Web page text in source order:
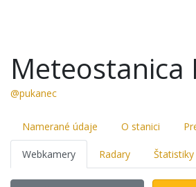
Meteostanica
@pukanec
Namerané údaje O stanici
Webkamery Radary Štatistiky